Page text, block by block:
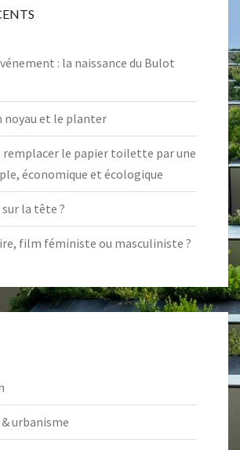
: la naissance du Bulot
noyau et le planter
remplacer le papier toilette par une
économique et écologique
la tête ?
film féministe ou masculiniste ?
urbanisme